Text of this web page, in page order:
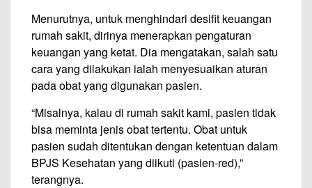
Menurutnya, untuk menghindari desifit keuangan
rumah sakit, dirinya menerapkan pengaturan
keuangan yang ketat. Dia mengatakan, salah satu
cara yang dilakukan ialah menyesuaikan aturan
pada obat yang digunakan pasien.
“Misalnya, kalau di rumah sakit kami, pasien tidak
bisa meminta jenis obat tertentu. Obat untuk
pasien sudah ditentukan dengan ketentuan dalam
BPJS Kesehatan yang diikuti (pasien-red),”
terangnya.